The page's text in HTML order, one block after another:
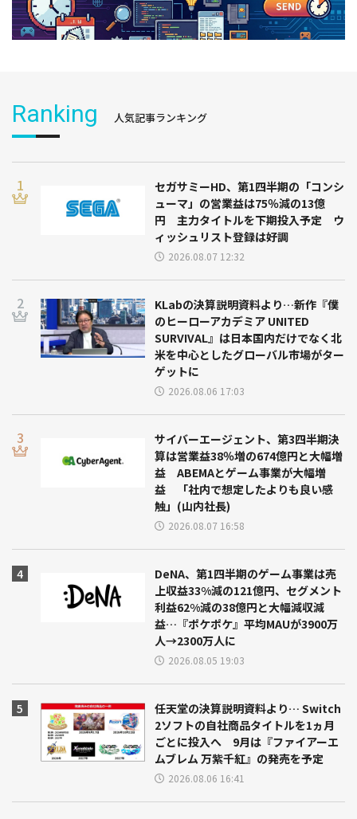
Ranking 人気記事ランキング
セガサミーHD、第1四半期の「コンシ
ューマ」の営業益は75％減の13億
円 主力タイトルを下期投入予定 ウ
ィッシュリスト登録は好調
2026.08.07 12:32
KLabの決算説明資料より…新作『僕
のヒーローアカデミア UNITED
SURVIVAL』は日本国内だけでなく北
米を中心としたグローバル市場がター
ゲットに
2026.08.06 17:03
サイバーエージェント、第3四半期決
算は営業益38％増の674億円と大幅増
益 ABEMAとゲーム事業が大幅増
益 「社内で想定したよりも良い感
触」(山内社長)
2026.08.07 16:58
DeNA、第1四半期のゲーム事業は売
上収益33%減の121億円、セグメント
利益62%減の38億円と大幅減収減
益…『ポケポケ』平均MAUが3900万
人→2300万人に
2026.08.05 19:03
任天堂の決算説明資料より… Switch
2ソフトの自社商品タイトルを1ヵ月
ごとに投入へ 9月は『ファイアーエ
ムブレム 万紫千紅』の発売を予定
2026.08.06 16:41